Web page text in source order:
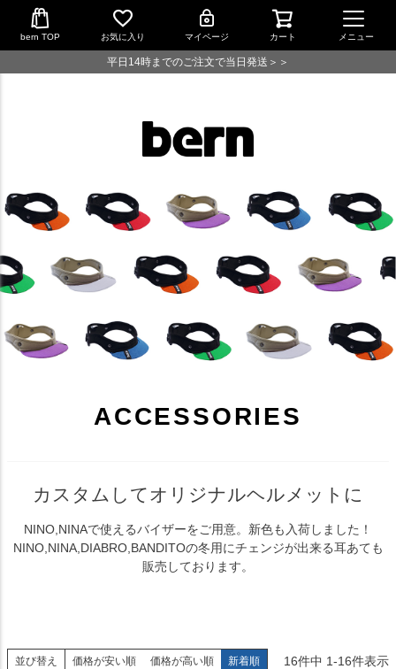
bern TOP お気に入り マイページ カート メニュー
平日14時までのご注文で当日発送＞＞
ACCESSORIES
カスタムしてオリジナルヘルメットに
NINO,NINAで使えるバイザーをご用意。新色も入荷しました！
NINO,NINA,DIABRO,BANDITOの冬用にチェンジが出来る耳あても
販売しております。
並び替え 価格が安い順 価格が高い順 新着順 16件中 1-16件表示